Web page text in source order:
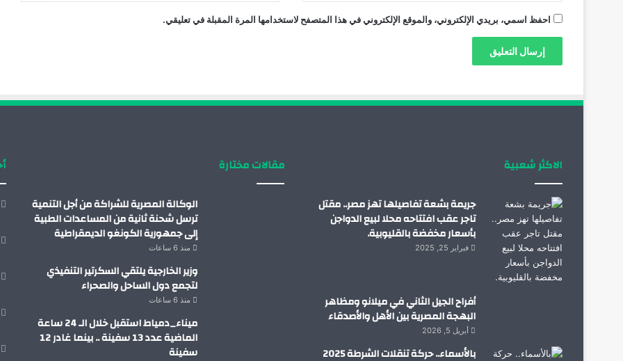
احفظ اسمي، بريدي الإلكتروني، والموقع الإلكتروني في هذا المتصفح لاستخدامها المرة المقبلة في تعليقي.
الاكثر شعبية
جريمة بشعة تفاصيلها تهز مصر.. مقتل
تاجر عقب افتتاحه محلا لبيع الدواجن
بأسعار مخفضة بالقليوبية.
فبراير 25, 2025
أفراح الجيل الثاني في ميلانو ومظاهر
البهجة المصرية بين الأهل والأصدقاء
أبريل 5, 2026
بالأسماء.. حركة تنقلات الشرطة 2025
مقالات مختارة
الوكالة المصرية للشراكة من أجل التنمية
ترسل شحنة ثانية من المساعدات الطبية
إلى جمهورية الكونغو الديمقراطية
منذ 6 ساعات
وزير الخارجية يلتقي السكرتير التنفيذي
لتجمع دول الساحل والصحراء
منذ 6 ساعات
ميناء_دمياط استقبل خلال الـ 24 ساعة
الماضية عدد 13 سفينة .. بينما غادر 12
سفينة